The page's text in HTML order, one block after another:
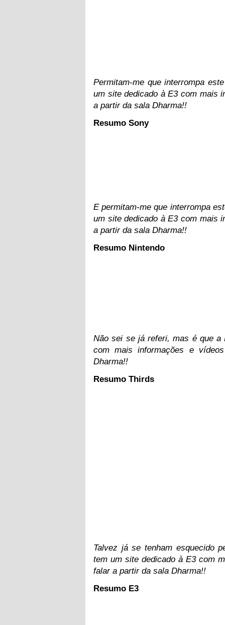
Permitam-me que interrompa
um site dedicado à E3 com mais
a partir da sala Dharma!!
Resumo Sony
E permitam-me que interrompa
um site dedicado à E3 com mais
a partir da sala Dharma!!
Resumo Nintendo
Não sei se já referi, mas é que a
com mais informações e
Dharma!!
Resumo Thirds
Talvez já se tenham esquecido
tem um site dedicado à E3 com
falar a partir da sala Dharma!!
Resumo E3